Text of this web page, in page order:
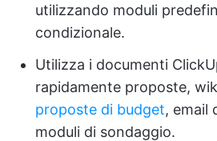
utilizzando moduli
condizionale.
Utilizza i documenti
rapidamente proposte,
proposte di budget, email
moduli di sondaggio.